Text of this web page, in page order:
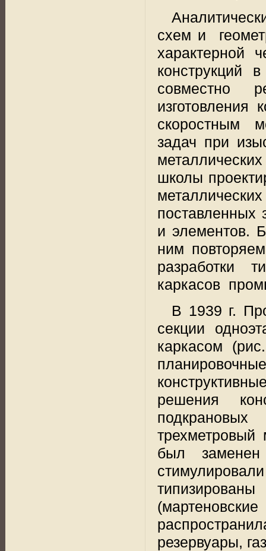
схем и
характерной
конструкций
совместно
изготовления
скоростным
задач при
школы
поставленных
и элементов.
ним
разработки
каркасов
В 1939 г.
секции
каркасом
решения
трехметровый
был
резервуары,